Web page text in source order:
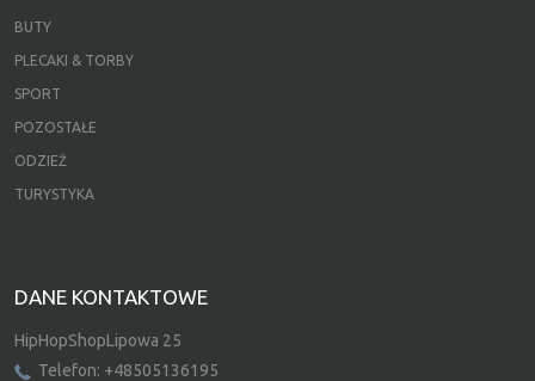
BUTY
PLECAKI & TORBY
SPORT
POZOSTAŁE
ODZIEŻ
TURYSTYKA
DANE KONTAKTOWE
HipHopShopLipowa 25
Telefon: +48505136195